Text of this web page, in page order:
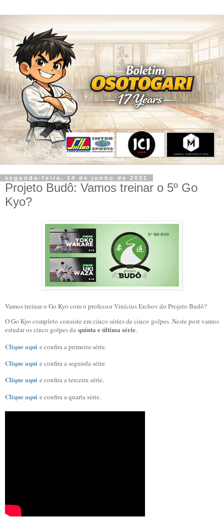
segunda-feira, 14 de junho de 2021
Projeto Budô: Vamos treinar o 5º Go
Kyo?
Vamos treinar o Go Kyo com o professor Vinícius Erchov do Projeto Budô?
O Go Kyo completo consiste em cinco séries de cinco golpes. Neste post vamos
estudar os cinco golpes da quinta e última série.
Clique aqui e confira a primeira série.
Clique aqui e confira a segunda série.
Clique aqui e confira a terceira série.
Clique aqui e confira a quarta série.